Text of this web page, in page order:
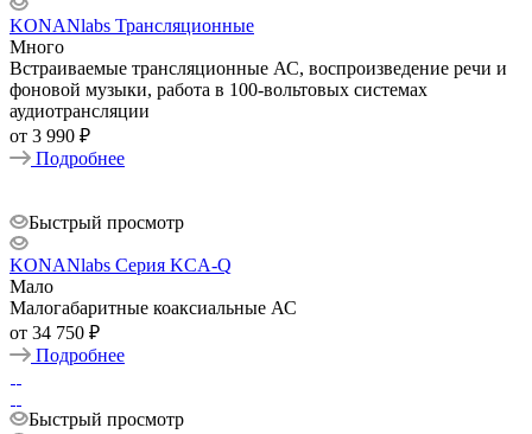
KONANlabs Трансляционные
Много
Встраиваемые трансляционные АС, воспроизведение речи и
фоновой музыки, работа в 100-вольтовых системах
аудиотрансляции
от 3 990 ₽
Подробнее
Быстрый просмотр
KONANlabs Серия KCA-Q
Мало
Малогабаритные коаксиальные АС
от 34 750 ₽
Подробнее
Быстрый просмотр